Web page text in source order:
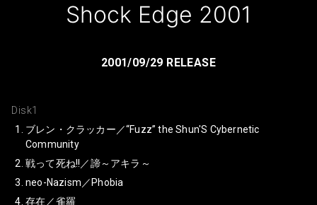
Shock Edge 2001
2001/09/29 RELEASE
Disk1
ブレン・クラッカー／“Fuzz” the Shun'S Cybernetic
Community
戦って死ね!!／諦～アキラ～
neo-Nazism／Phobia
存在／雀羅